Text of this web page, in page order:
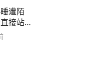
遭陌
接站
侣被